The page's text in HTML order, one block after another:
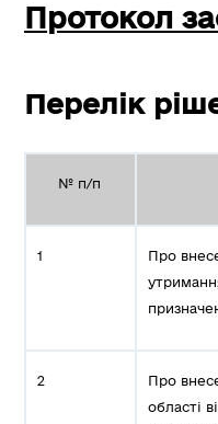
Протокол
Перелік
№ п/п
1
Про
2
Про
області